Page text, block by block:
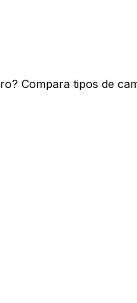
Compara tipos de